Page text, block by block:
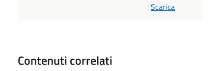
Scarica
Contenuti correlati